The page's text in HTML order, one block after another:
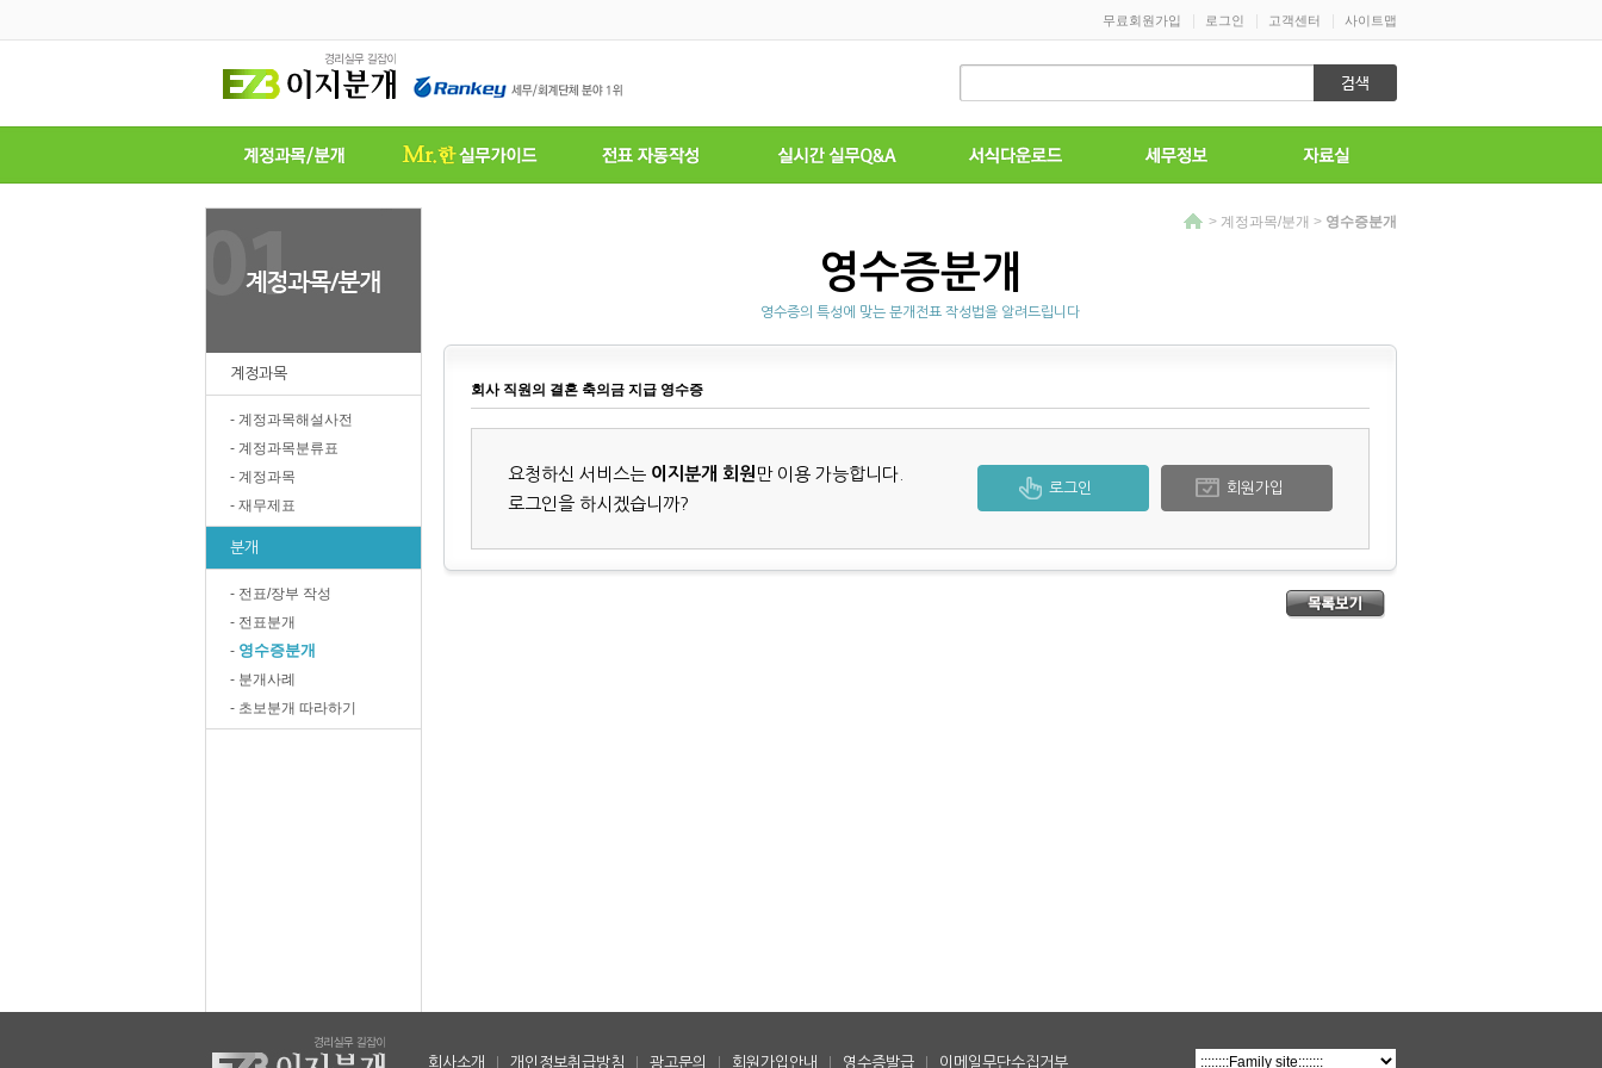
무료회원가입 로그인 고객센터 사이트맵
계정과목
- 계정과목해설사전
- 계정과목분류표
- 계정과목
- 재무제표
분개
- 전표/장부 작성
- 전표분개
- 영수증분개
- 분개사례
- 초보분개 따라하기
> 계정과목/분개 > 영수증분개
영수증분개
영수증의 특성에 맞는 분개전표 작성법을 알려드립니다
회사 직원의 결혼 축의금 지급 영수증
요청하신 서비스는 이지분개 회원 만 이용 가능합니다.
로그인을 하시겠습니까?
회원가입
로그인
회사소개 개인정보취급방침 광고문의 회원가입안내 영수증발급 이메일무단수집거부